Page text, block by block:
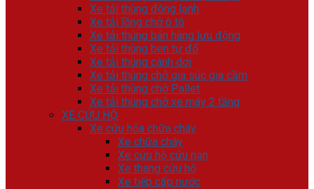
Xe tải thùng đông lạnh
Xe tải lồng chở ô tô
Xe tải thùng bán hàng lưu động
Xe tải thùng ben tự đổ
Xe tải thùng cánh dơi
Xe tải thùng chở gia súc gia cầm
Xe tải thùng chở Pallet
Xe tải thùng chở xe máy 2 tầng
XE CỨU HỘ
Xe cứu hỏa chữa cháy
Xe chữa cháy
Xe cứu hộ cứu nạn
Xe thang cứu hộ
Xe tiếp cấp nước